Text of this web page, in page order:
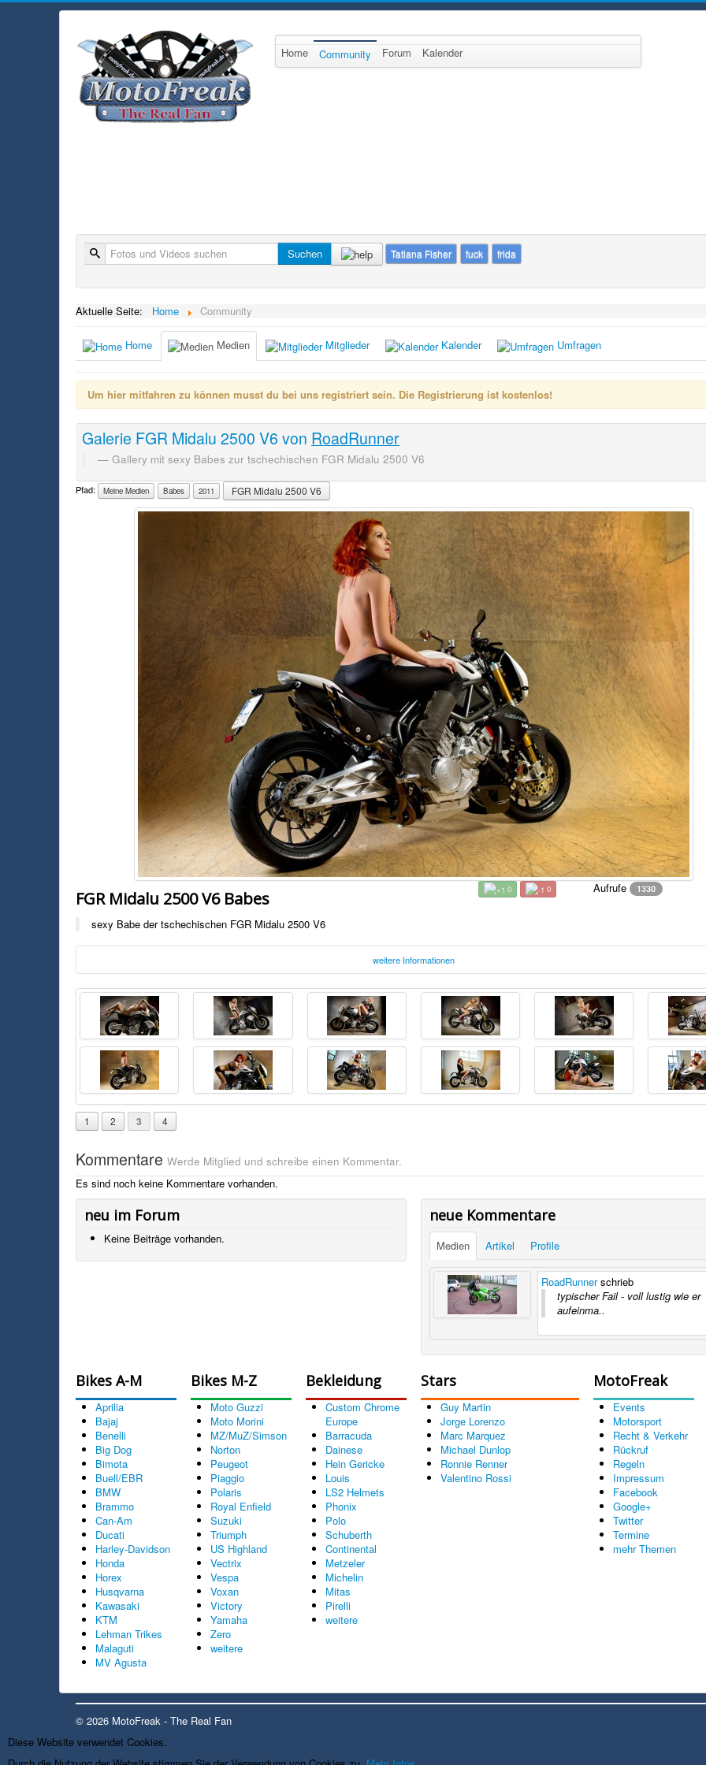
Home Community Forum Kalender
Suche Suchen Tatiana Fisher fuck frida
Aktuelle Seite: Home Community
Home Medien Mitglieder Kalender Umfragen
Um hier mitfahren zu können musst du bei uns registriert sein. Die Registrierung ist kostenlos!
Galerie FGR Midalu 2500 V6 von RoadRunner
Gallery mit sexy Babes zur tschechischen FGR Midalu 2500 V6
Pfad: Meine Medien Babes 2011 FGR Midalu 2500 V6
FGR Midalu 2500 V6 Babes 0 0 Aufrufe 1330
sexy Babe der tschechischen FGR Midalu 2500 V6
weitere Informationen
Foto:FGR
Sonntag, 22. November 2015
00:00 Uhr
sexy Babe der tschechischen FGR Midalu 2500 V6
1 2 3 4
Kommentare Werde Mitglied und schreibe einen Kommentar.
Es sind noch keine Kommentare vorhanden.
neu im Forum
Keine Beiträge vorhanden.
neue Kommentare
Medien Artikel Profile
RoadRunnerschrieb
typischer Fail - voll lustig wie er
aufeinma..
Bikes A-M
Aprilia
Bajaj
Benelli
Big Dog
Bimota
Buell/EBR
BMW
Brammo
Can-Am
Ducati
Harley-Davidson
Honda
Horex
Husqvarna
Kawasaki
KTM
Lehman Trikes
Malaguti
MV Agusta
Bikes M-Z
Moto Guzzi
Moto Morini
MZ/MuZ/Simson
Norton
Peugeot
Piaggio
Polaris
Royal Enfield
Suzuki
Triumph
US Highland
Vectrix
Vespa
Voxan
Victory
Yamaha
Zero
weitere
Bekleidung
Custom Chrome
Europe
Barracuda
Dainese
Hein Gericke
Louis
LS2 Helmets
Phonix
Polo
Schuberth
Continental
Metzeler
Michelin
Mitas
Pirelli
weitere
Stars
Guy Martin
Jorge Lorenzo
Marc Marquez
Michael Dunlop
Ronnie Renner
Valentino Rossi
MotoFreak
Events
Motorsport
Recht & Verkehr
Rückruf
Regeln
Impressum
Facebook
Google+
Twitter
Termine
mehr Themen
© 2026 MotoFreak - The Real Fan
Diese Website verwendet Cookies.